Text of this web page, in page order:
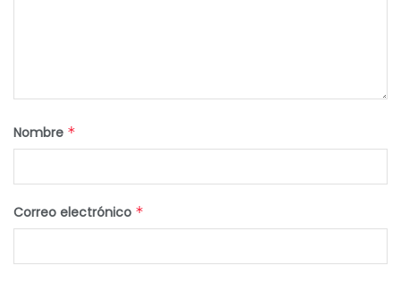
Nombre *
Correo electrónico *